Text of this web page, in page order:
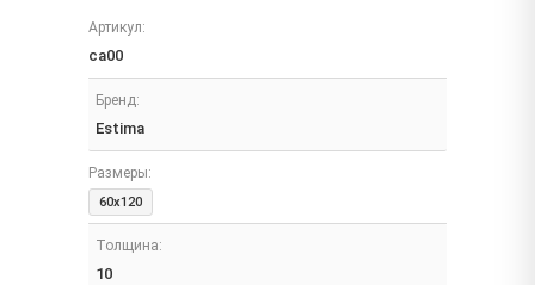
Артикул:
ca00
Бренд:
Estima
Размеры:
60x120
Толщина:
10